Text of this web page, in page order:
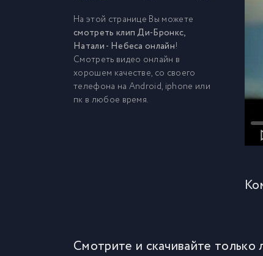
На этой странице Вы можете
смотреть клип Ди-Бронкс,
Натали - Небеса онлайн!
Смотреть видео онлайн в
хорошем качестве, со своего
телефона на Android, iphone или
пк в любое время.
Смотрите и скачивайте только